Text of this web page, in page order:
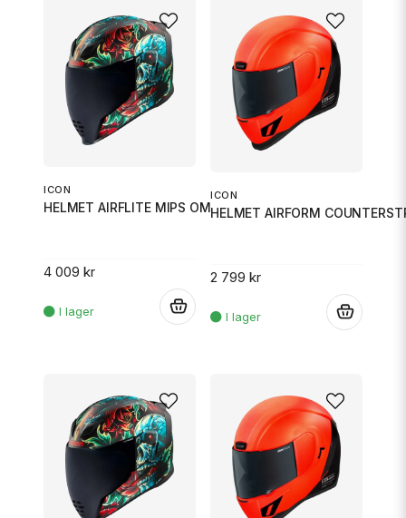
ICON
HELMET AIRFLITE MIPS OMNICRUX
4 009 kr
ICON
HELMET AIRFORM
2 799 kr